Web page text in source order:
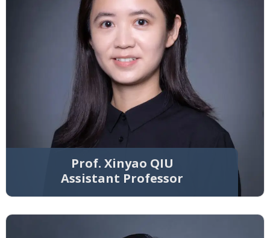
Prof. Xinyao QIU
Assistant Professor